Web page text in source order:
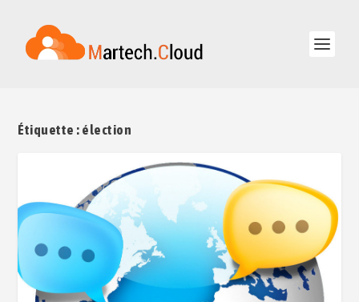
Étiquette : élection